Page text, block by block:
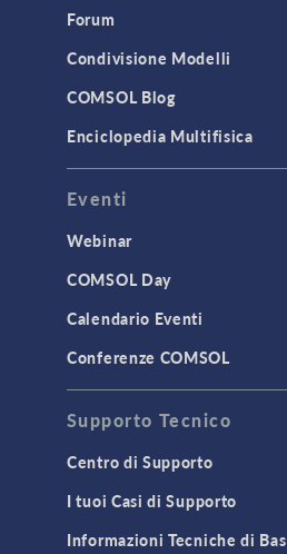
Forum
Condivisione Modelli
COMSOL Blog
Enciclopedia Multifisica
Eventi
Webinar
COMSOL Day
Calendario Eventi
Conferenze COMSOL
Supporto Tecnico
Centro di Supporto
I tuoi Casi di Supporto
Informazioni Tecniche di